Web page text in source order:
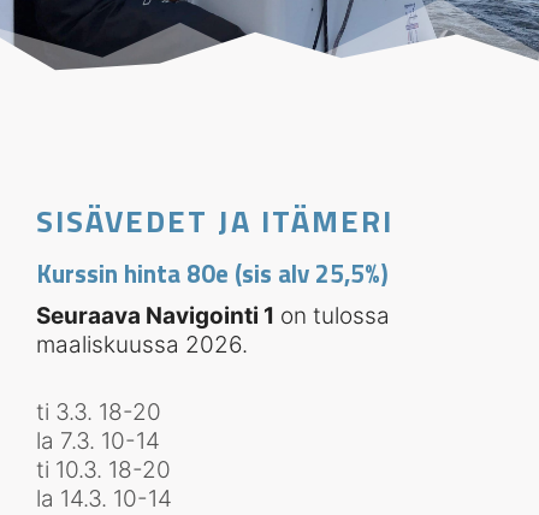
SISÄVEDET JA ITÄMERI
Kurssin hinta 80e (sis alv 25,5%)
Seuraava Navigointi 1 on tulossa
maaliskuussa 2026.
ti 3.3. 18-20
la 7.3. 10-14
ti 10.3. 18-20
la 14.3. 10-14